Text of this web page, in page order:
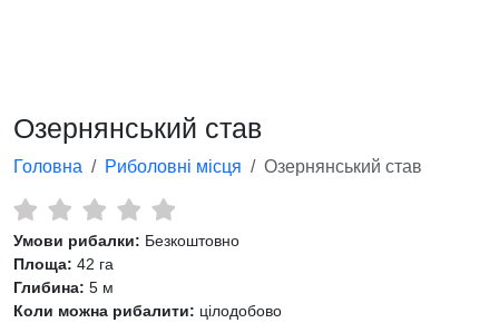
Озернянський став
Головна Риболовні місця Озернянський став
Умови рибалки: Безкоштовно
Площа: 42 га
Глибина: 5 м
Коли можна рибалити: цілодобово